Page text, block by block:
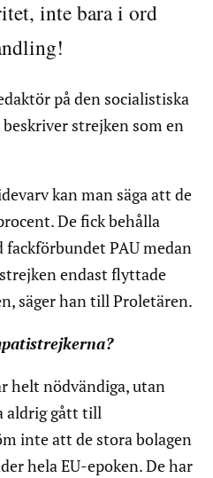
inte bara i ord
på den socialistiska
strejken som en
kan man säga att de
De fick behålla
PAU medan
endast flyttade
säger han till Proletären.
helt nödvändiga, utan
aldrig gått till
inte att de stora bolagen
hela EU-epoken. De har